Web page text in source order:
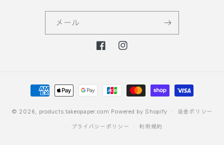
メール
F
e
b
k
I
t
a
a
決
済
方
© 2026, products.takeopaper.com Powered by Shopify 返金ポリシー
プライバシーポリシー 利用規約